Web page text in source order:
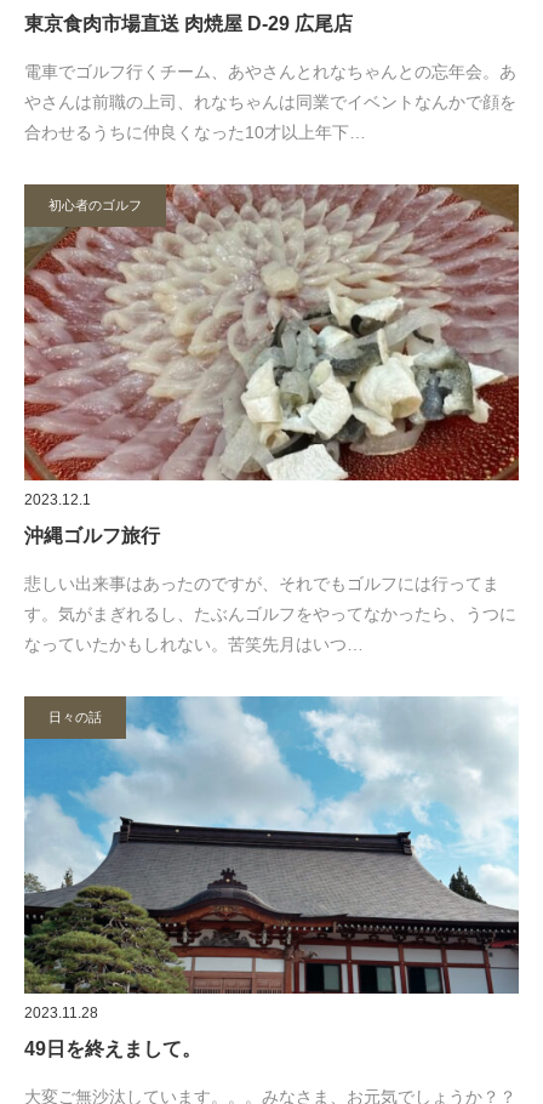
東京食肉市場直送 肉焼屋 D-29 広尾店
電車でゴルフ行くチーム、あやさんとれなちゃんとの忘年会。あ
やさんは前職の上司、れなちゃんは同業でイベントなんかで顔を
合わせるうちに仲良くなった10才以上年下…
初心者のゴルフ
2023.12.1
沖縄ゴルフ旅行
悲しい出来事はあったのですが、それでもゴルフには行ってま
す。気がまぎれるし、たぶんゴルフをやってなかったら、うつに
なっていたかもしれない。苦笑先月はいつ…
日々の話
2023.11.28
49日を終えまして。
大変ご無沙汰しています。。。みなさま、お元気でしょうか？？